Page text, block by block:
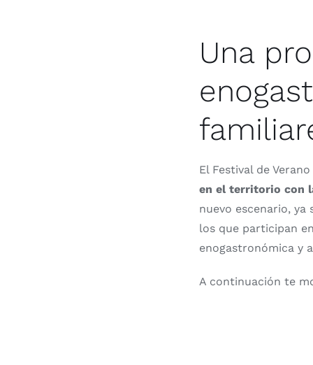
Una
El Festival de
en el territorio con
nuevo escenario,
los que participan
enogastronómica y
A continuación te